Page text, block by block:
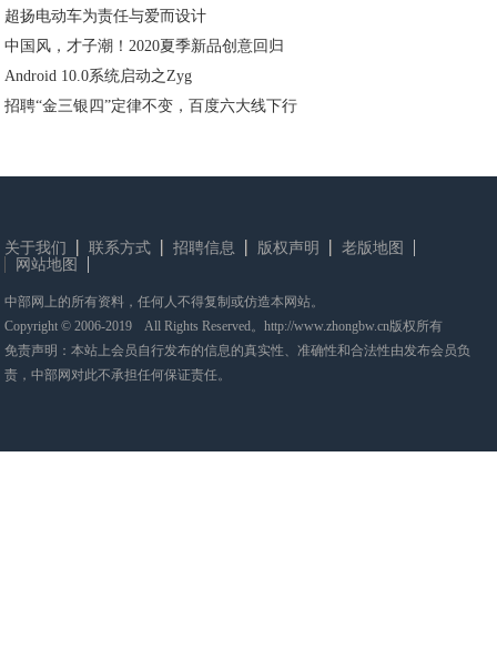
超扬电动车为责任与爱而设计
中国风，才子潮！2020夏季新品创意回归
Android 10.0系统启动之Zyg
招聘“金三银四”定律不变，百度六大线下行
关于我们 联系方式 招聘信息 版权声明
老版地图
网站地图
中部网上的所有资料，任何人不得复制或仿造本网站。
Copyright © 2006-2019 All Rights Reserved。http://www.zhongbw.cn版权所有
免责声明：本站上会员自行发布的信息的真实性、准确性和合法性由发布会员负
责，中部网对此不承担任何保证责任。